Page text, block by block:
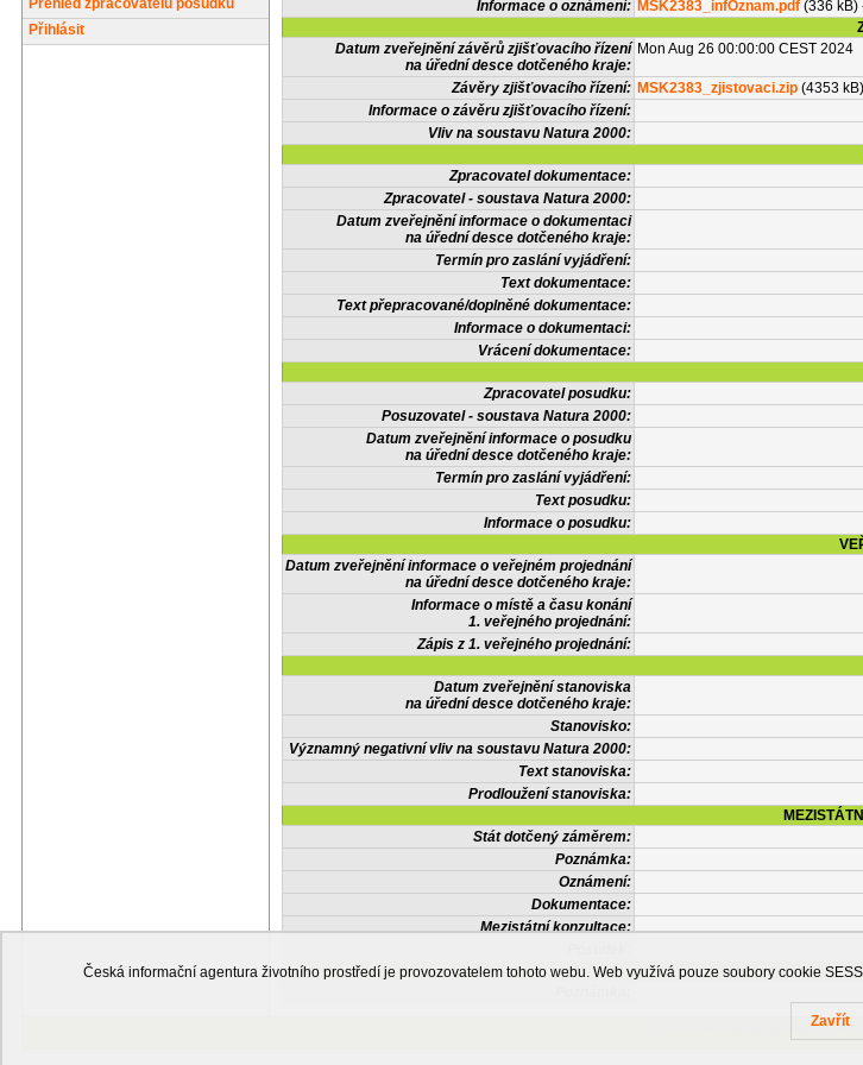
Přehled zpracovatelů posudků
Přihlásit
Informace o oznámení: MSK2383_infOznam.pdf (336 kB)
Datum zveřejnění závěrů zjišťovacího řízení
na úřední desce dotčeného kraje:
Mon Aug 26 00:00:00 CEST 2024
Závěry zjišťovacího řízení: MSK2383_zjistovaci.zip (4353
Informace o závěru zjišťovacího řízení:
Vliv na soustavu Natura 2000:
Zpracovatel dokumentace:
Zpracovatel - soustava Natura 2000:
Datum zveřejnění informace o dokumentaci
na úřední desce dotčeného kraje:
Termín pro zaslání vyjádření:
Text dokumentace:
Text přepracované/doplněné dokumentace:
Informace o dokumentaci:
Vrácení dokumentace:
Zpracovatel posudku:
Posuzovatel - soustava Natura 2000:
Datum zveřejnění informace o posudku
na úřední desce dotčeného kraje:
Termín pro zaslání vyjádření:
Text posudku:
Informace o posudku:
Datum zveřejnění informace o veřejném projednání
na úřední desce dotčeného kraje:
Informace o místě a času konání
1. veřejného projednání:
Zápis z 1. veřejného projednání:
Datum zveřejnění stanoviska
na úřední desce dotčeného kraje:
Stanovisko:
Významný negativní vliv na soustavu Natura 2000:
Text stanoviska:
Prodloužení stanoviska:
Stát dotčený záměrem:
Poznámka:
Oznámení:
Dokumentace:
Mezistátní konzultace:
Česká informační agentura
Česká informační agentura životního prostředí je provozovatelem tohoto webu. Web využívá pouze soubory cookie
Zavřít